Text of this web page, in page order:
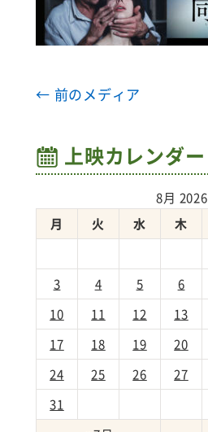
← 前のメディア
上映カレンダー
8月 2026
月
火 水 木
3
4 5 6
10
11 12 13
17
18 19 20
24
25 26 27
31